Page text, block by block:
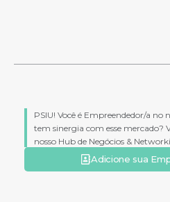
PSIU! Você é Empreendedor/a
tem sinergia com esse mercado?
nosso Hub de Negócios &
Adicione sua